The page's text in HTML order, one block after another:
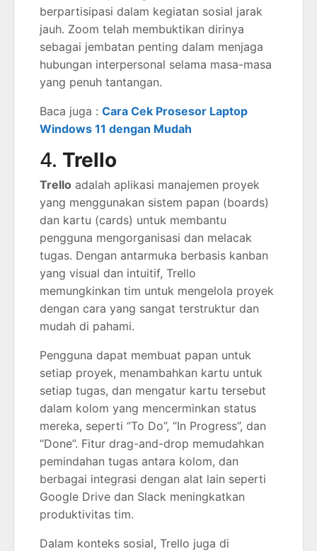
berpartisipasi dalam kegiatan sosial jarak
jauh. Zoom telah membuktikan dirinya
sebagai jembatan penting dalam menjaga
hubungan interpersonal selama masa-masa
yang penuh tantangan.
Baca juga : Cara Cek Prosesor Laptop
Windows 11 dengan Mudah
4. Trello
Trello adalah aplikasi manajemen proyek
yang menggunakan sistem papan (boards)
dan kartu (cards) untuk membantu
pengguna mengorganisasi dan melacak
tugas. Dengan antarmuka berbasis kanban
yang visual dan intuitif, Trello
memungkinkan tim untuk mengelola proyek
dengan cara yang sangat terstruktur dan
mudah di pahami.
Pengguna dapat membuat papan untuk
setiap proyek, menambahkan kartu untuk
setiap tugas, dan mengatur kartu tersebut
dalam kolom yang mencerminkan status
mereka, seperti “To Do”, “In Progress”, dan
“Done”. Fitur drag-and-drop memudahkan
pemindahan tugas antara kolom, dan
berbagai integrasi dengan alat lain seperti
Google Drive dan Slack meningkatkan
produktivitas tim.
Dalam konteks sosial, Trello juga di